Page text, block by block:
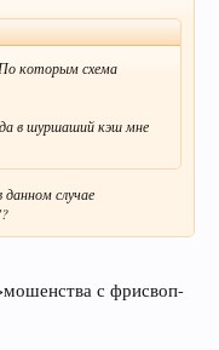
которым схема
в шуршаший кэш мне
данном случае
с фрисвоп-